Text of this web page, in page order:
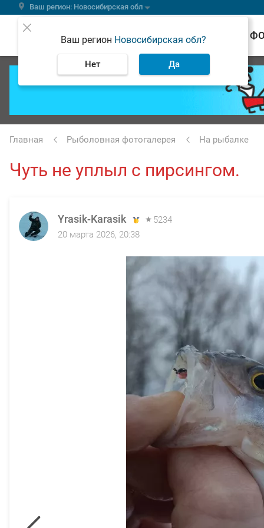
Ваш регион: Новосибирская обл
Ваш регион Новосибирская обл?
Нет Да
ВЕСТИ
Главная Рыболовная фотогалерея На рыбалке
Чуть не уплыл с пирсингом.
Yrasik-Karasik
5234
20 марта 2026, 20:38